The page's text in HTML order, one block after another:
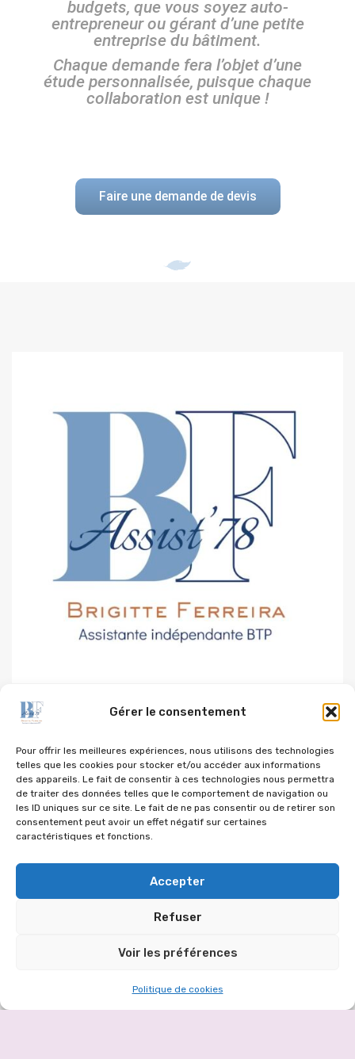
Gérer le consentement
Pour offrir les meilleures expériences, nous utilisons des technologies
telles que les cookies pour stocker et/ou accéder aux informations
des appareils. Le fait de consentir à ces technologies nous permettra
de traiter des données telles que le comportement de navigation ou
les ID uniques sur ce site. Le fait de ne pas consentir ou de retirer son
consentement peut avoir un effet négatif sur certaines
caractéristiques et fonctions.
Accepter
Refuser
Voir les préférences
Politique de cookies
budgets, que vous soyez auto-
entrepreneur ou gérant d’une petite
entreprise du bâtiment.
Chaque demande fera l’objet d’une
étude personnalisée, puisque chaque
collaboration est unique !
Faire une demande de devis
6, ter route de Jumeauville
78770 Goupillères
06 12 36 11 18
brigitte@bfassist78.fr
Informations